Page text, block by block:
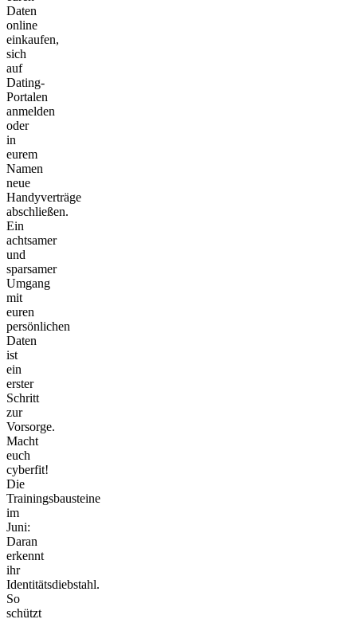
Daten
online
einkaufen,
sich
auf
Dating-
Portalen
anmelden
oder
in
eurem
Namen
neue
Handyverträge
abschließen.
Ein
achtsamer
und
sparsamer
Umgang
mit
euren
persönlichen
Daten
ist
ein
erster
Schritt
zur
Vorsorge.
Macht
euch
cyberfit!
Die
Trainingsbausteine
im
Juni:
Daran
erkennt
ihr
Identitätsdiebstahl.
So
schützt